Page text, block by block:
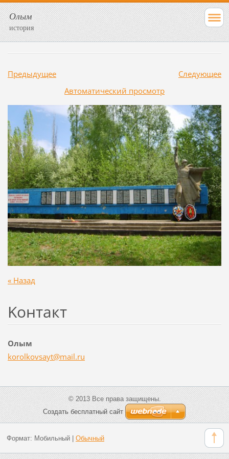
Олым
история
Предыдущее
Следующее
Aвтоматический просмотр
« Назад
Koнтакт
Олым
korolkovsayt@mail.ru
© 2013 Все права защищены.
Создать бесплатный сайт
Формат: Мобильный| Обычный